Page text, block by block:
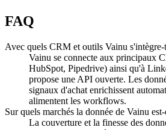
FAQ
Avec quels CRM et outils Vainu
Vainu se connecte aux principaux
HubSpot, Pipedrive) ainsi qu'à
propose une API ouverte. Les
signaux d'achat enrichissent
alimentent les workflows.
Sur quels marchés la donnée de Vainu
La couverture et la finesse des